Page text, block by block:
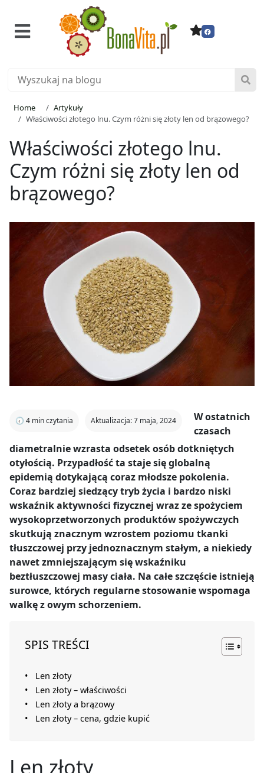
Home
Artykuły
Właściwości złotego lnu. Czym różni się złoty len od brązowego?
Właściwości złotego lnu.
Czym różni się złoty len od
brązowego?
🕣 4 min czytania Aktualizacja: 7 maja, 2024
W ostatnich
czasach
diametralnie wzrasta odsetek osób dotkniętych
otyłością. Przypadłość ta staje się globalną
epidemią dotykającą coraz młodsze pokolenia.
Coraz bardziej siedzący tryb życia i bardzo niski
wskaźnik aktywności fizycznej wraz ze spożyciem
wysokoprzetworzonych produktów spożywczych
skutkują znacznym wzrostem poziomu tkanki
tłuszczowej przy jednoznacznym stałym, a niekiedy
nawet zmniejszającym się wskaźniku
beztłuszczowej masy ciała. Na całe szczęście istnieją
surowce, których regularne stosowanie wspomaga
walkę z owym schorzeniem.
SPIS TREŚCI
Len złoty
Len złoty – właściwości
Len złoty a brązowy
Len złoty – cena, gdzie kupić
Len złoty